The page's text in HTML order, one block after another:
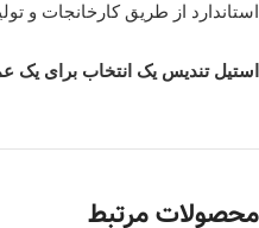
استاندارد از طریق کارخانجات و
استیل تندیس یک انتخاب برای یک
محصولات مرتبط